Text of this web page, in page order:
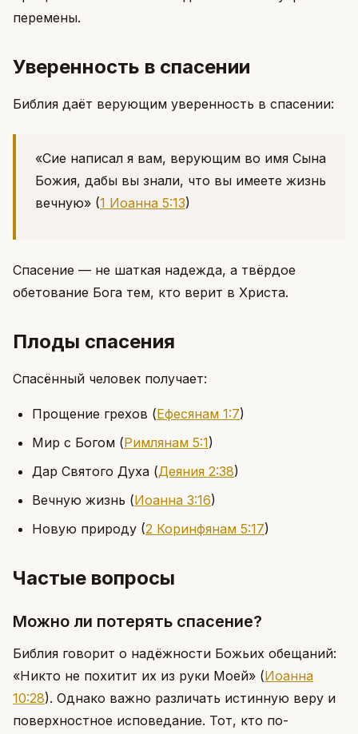
перемены.
Уверенность в спасении
Библия даёт верующим уверенность в спасении:
«Сие написал я вам, верующим во имя Сына
Божия, дабы вы знали, что вы имеете жизнь
вечную» (1 Иоанна 5:13)
Спасение — не шаткая надежда, а твёрдое
обетование Бога тем, кто верит в Христа.
Плоды спасения
Спасённый человек получает:
Прощение грехов (Ефесянам 1:7)
Мир с Богом (Римлянам 5:1)
Дар Святого Духа (Деяния 2:38)
Вечную жизнь (Иоанна 3:16)
Новую природу (2 Коринфянам 5:17)
Частые вопросы
Можно ли потерять спасение?
Библия говорит о надёжности Божьих обещаний:
«Никто не похитит их из руки Моей» (Иоанна
10:28). Однако важно различать истинную веру и
поверхностное исповедание. Тот, кто по-